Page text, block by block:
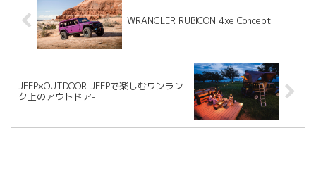
WRANGLER RUBICON 4xe Concept
JEEP×OUTDOOR-JEEPで楽しむワンラン
ク上のアウトドア-